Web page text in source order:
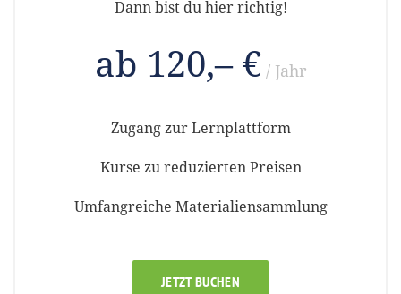
Dann bist du hier richtig!
ab 120,– € / Jahr
Zugang zur Lernplattform
Kurse zu reduzierten Preisen
Umfangreiche Materialiensammlung
JETZT BUCHEN